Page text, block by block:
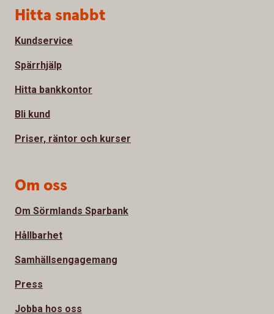
Sidfot
Hitta snabbt
Kundservice
Spärrhjälp
Hitta bankkontor
Bli kund
Priser, räntor och kurser
Om oss
Om Sörmlands Sparbank
Hållbarhet
Samhällsengagemang
Press
Jobba hos oss